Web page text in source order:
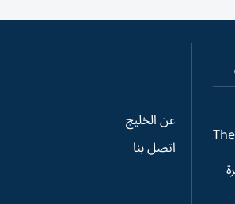
عن الخليج
اتصل بنا